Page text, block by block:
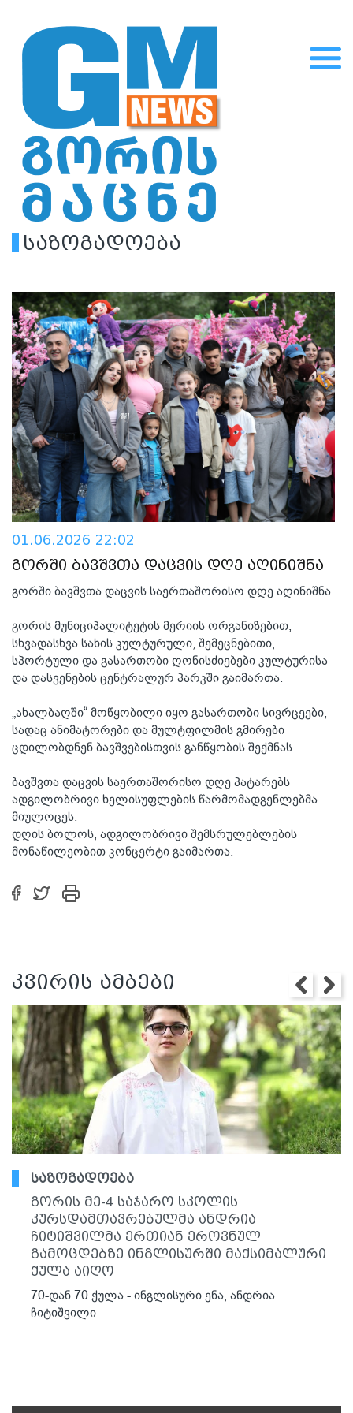
საზოგადოება
01.06.2026 22:02
გორში ბავშვთა დაცვის დღე აღინიშნა
გორში ბავშვთა დაცვის საერთაშორისო დღე აღინიშნა.
გორის მუნიციპალიტეტის მერიის ორგანიზებით,
სხვადასხვა სახის კულტურული, შემეცნებითი,
სპორტული და გასართობი ღონისძიებები კულტურისა
და დასვენების ცენტრალურ პარკში გაიმართა.
„ახალბაღში“ მოწყობილი იყო გასართობი სივრცეები,
სადაც ანიმატორები და მულტფილმის გმირები
ცდილობდნენ ბავშვებისთვის განწყობის შექმნას.
ბავშვთა დაცვის საერთაშორისო დღე პატარებს
ადგილობრივი ხელისუფლების წარმომადგენლებმა
მიულოცეს.
დღის ბოლოს, ადგილობრივი შემსრულებლების
მონაწილეობით კონცერტი გაიმართა.
კვირის ამბები
საზოგადოება
გორის მე-4 საჯარო სკოლის
კურსდამთავრებულმა ანდრია
ჩიტიშვილმა ერთიან ეროვნულ
გამოცდებზე ინგლისურში მაქსიმალური
ქულა აიღო
70-დან 70 ქულა - ინგლისური ენა, ანდრია
ჩიტიშვილი